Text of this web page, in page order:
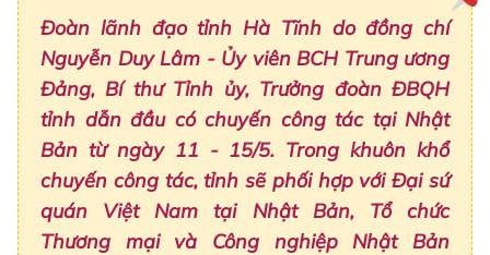
Đoàn lãnh đạo tỉnh Hà Tĩnh do đồng chí
Nguyễn Duy Lâm - Ủy viên BCH Trung ương
Đảng, Bí thư Tỉnh ủy, Trưởng đoàn ĐBQH
tỉnh dẫn đầu có chuyến công tác tại Nhật
Bản từ ngày 11 - 15/5. Trong khuôn khổ
chuyến công tác, tỉnh sẽ phối hợp với Đại sứ
quán Việt Nam tại Nhật Bản, Tổ chức
Thương mại và Công nghiệp Nhật Bản